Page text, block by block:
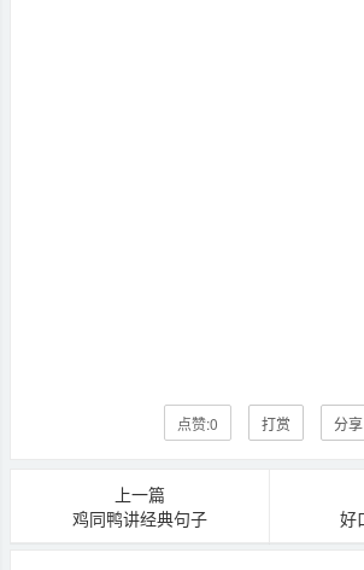
点赞:0 打赏 分享
上一篇
鸡同鸭讲经典句子
好